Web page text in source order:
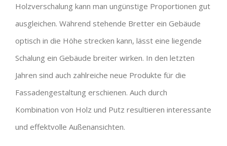
Holzverschalung kann man ungünstige Proportionen gut
ausgleichen. Während stehende Bretter ein Gebäude
optisch in die Höhe strecken kann, lässt eine liegende
Schalung ein Gebäude breiter wirken. In den letzten
Jahren sind auch zahlreiche neue Produkte für die
Fassadengestaltung erschienen. Auch durch
Kombination von Holz und Putz resultieren interessante
und effektvolle Außenansichten.